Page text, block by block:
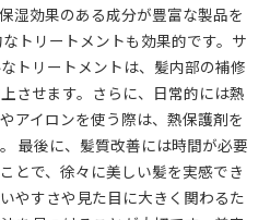
湿効果のある成分が豊富な製品を
トリートメントも効果的です。サ
トリートメントは、髪内部の補修
させます。さらに、日常的には熱
アイロンを使う際は、熱保護剤を
最後に、髪質改善には時間が必要
とで、徐々に美しい髪を実感でき
やすさや見た目に大きく関わるた